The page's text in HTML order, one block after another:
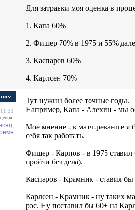
Для затравки моя оценка в
1. Капа 60%
2. Фишер 70% в 1975 и 55%
3. Каспаров 60%
4. Карлсен 70%
Тут нужны более точные годы.
Например, Капа - Алехин - мы
Мое мнение - в матч-реванше я
себя так работать.
Фишер - Карпов - в 1975 ставил
пройти без дела).
Каспаров - Крамник - ставил
Карлсен - Крамник - ну таких
рос. Ну поставил бы 60+ на